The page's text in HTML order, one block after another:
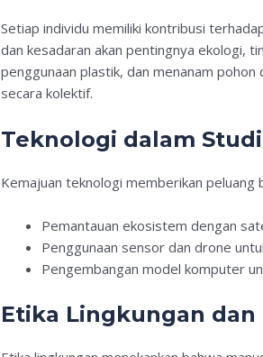
Setiap individu memiliki kontribusi
dan kesadaran akan pentingnya ekologi,
penggunaan plastik, dan menanam
secara kolektif.
Teknologi dalam
Kemajuan teknologi memberikan peluang
Pemantauan ekosistem dengan
Penggunaan sensor dan drone
Pengembangan model komputer
Etika Lingkungan dan